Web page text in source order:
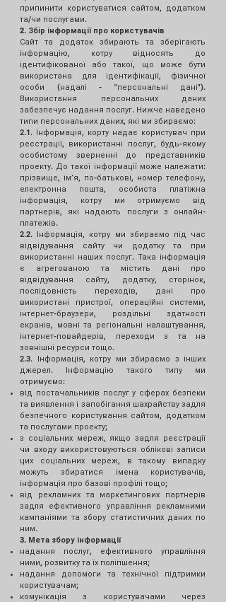
припинити користуватися сайтом, додатком
та/чи послугами.
2. Збір інформації про користувачів
Сайт та додаток збирають та зберігають
інформацію, котру відносять до
ідентифікованої або такої, що може бути
використана для ідентифікації, фізичної
особи (надалі - "персональні дані").
Використання персональних даних
забезпечує надання послуг. Нижче наведено
типи персональних даних, які ми збираємо:
2.1. Інформація, корту надає користувач при
реєстрації, використанні послуг, будь-якому
особистому зверненні до представників
проекту. До такої інформації може належати:
прізвище, імʼя, по-батькові, номер телефону,
електронна пошта, особиста платіжна
інформація, котру ми отримуємо від
партнерів, які надають послуги з онлайн-
платежів.
2.2. Інформація, котру ми збираємо під час
відвідування сайту чи додатку та при
використанні наших послуг. Така інформація
є агрегованою та містить дані про
відвідування сайту, додатку, сторінок,
послідовність переходів, дані про
використані пристрої, операційні системи,
інтернет-браузери, роздільні здатності
екранів, мовні та регіональні налаштування,
інтернет-повайдерів, переходи з та на
зовнішні ресурси тощо.
2.3. Інформація, котру ми збираємо з інших
джерел. Інформацію такого типу ми
отримуємо:
від постачальників послуг у сферах безпеки
та виявлення і запобігання шахрайству задля
безпечного користування сайтом, додатком
та послугами проекту;
з соціальних мереж, якщо задля реєстрації
чи входу використовуються облікові записи
цих соціальних мереж, в такому випадку
можуть збиратися імена користувачів,
інформація про базові профілі тощо;
від рекламних та маркетингових партнерів
задля ефективного управління рекламними
кампаніями та збору статистичних даних по
ним.
3. Мета збору інформації​
надання послуг, ефективного управління
ними, розвитку та їх поліпшення;
надання допомоги та технічної підтримки
користувачам;
комунікація з користувачами через